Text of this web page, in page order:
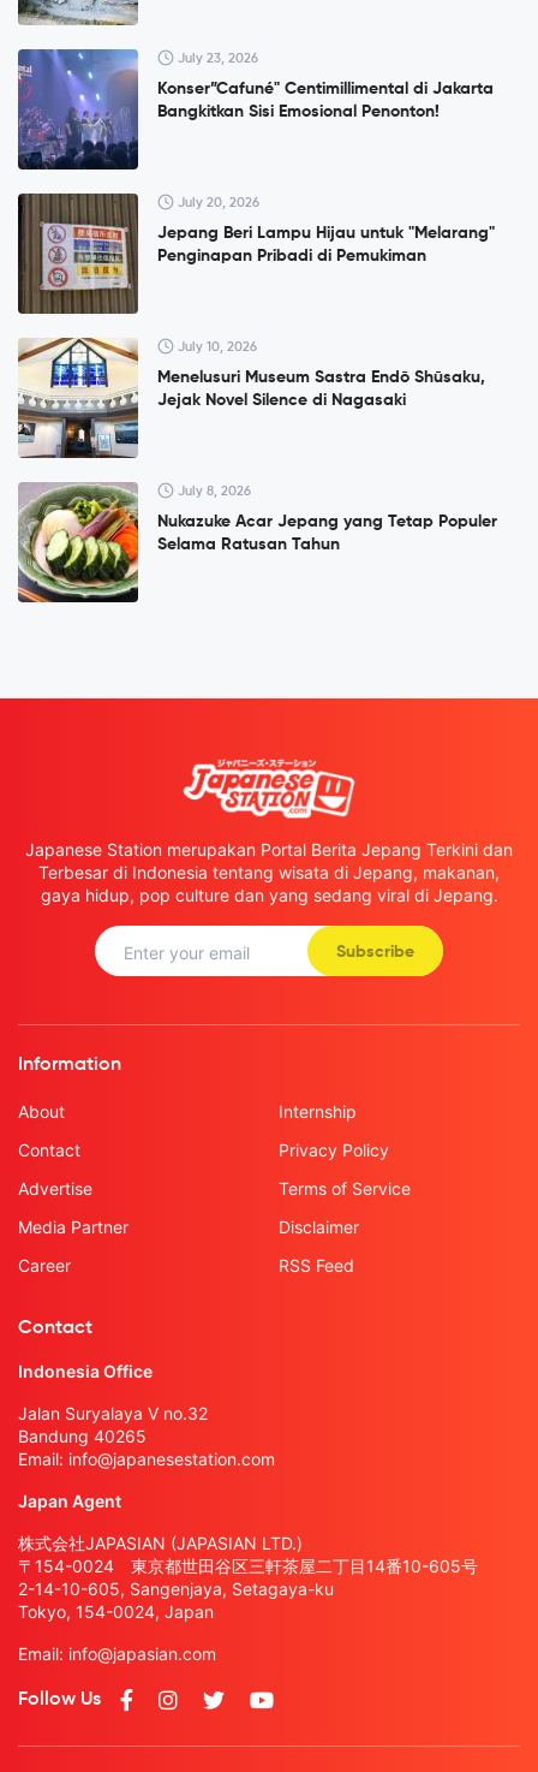
July 23, 2026
Konser”Cafuné" Centimillimental di Jakarta
Bangkitkan Sisi Emosional Penonton!
July 20, 2026
Jepang Beri Lampu Hijau untuk "Melarang"
Penginapan Pribadi di Pemukiman
July 10, 2026
Menelusuri Museum Sastra Endō Shūsaku,
Jejak Novel Silence di Nagasaki
July 8, 2026
Nukazuke Acar Jepang yang Tetap Populer
Selama Ratusan Tahun
Japanese Station merupakan Portal Berita Jepang Terkini dan
Terbesar di Indonesia tentang wisata di Jepang, makanan,
gaya hidup, pop culture dan yang sedang viral di Jepang.
Subscribe
Information
About
Contact
Advertise
Media Partner
Career
Internship
Privacy Policy
Terms of Service
Disclaimer
RSS Feed
Contact
Indonesia Office
Jalan Suryalaya V no.32
Bandung 40265
Email: info@japanesestation.com
Japan Agent
株式会社JAPASIAN (JAPASIAN LTD.)
〒154-0024 東京都世田谷区三軒茶屋二丁目14番10-605号
2-14-10-605, Sangenjaya, Setagaya-ku
Tokyo, 154-0024, Japan
Email: info@japasian.com
Follow Us